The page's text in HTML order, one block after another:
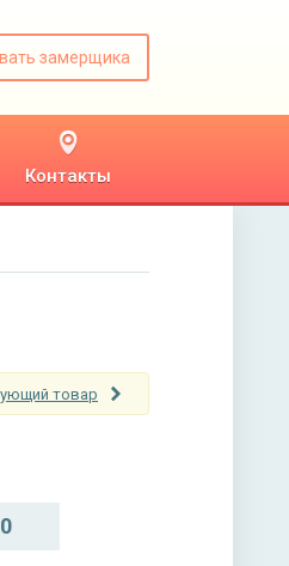
замерщика
Контакты
товар